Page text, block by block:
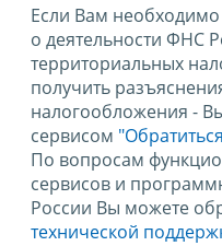
Если Вам необходимо
о деятельности ФНС
территориальных
получить
налогообложения -
сервисом
По вопросам
сервисов и
России Вы можете
технической